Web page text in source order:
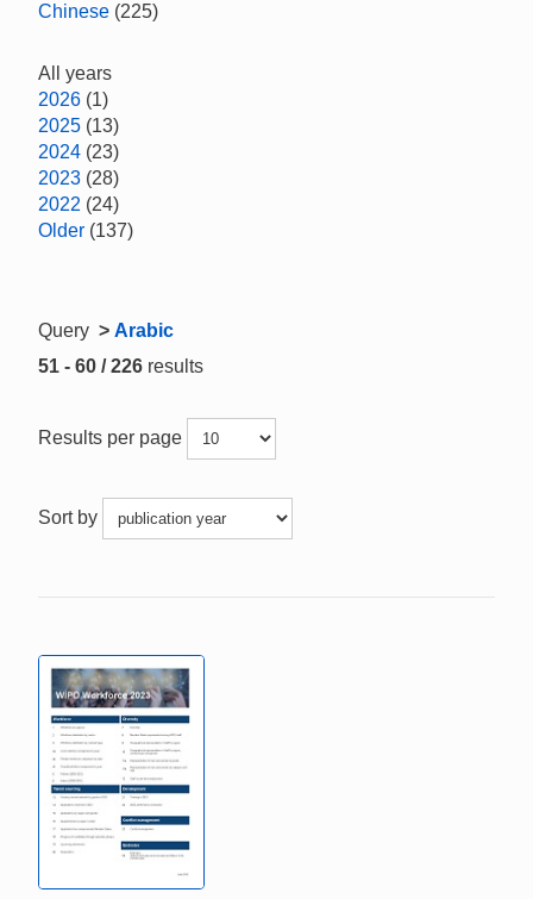
Chinese (225)
All years
2026 (1)
2025 (13)
2024 (23)
2023 (28)
2022 (24)
Older (137)
Query > Arabic
51 - 60 / 226 results
Results per page
Sort by